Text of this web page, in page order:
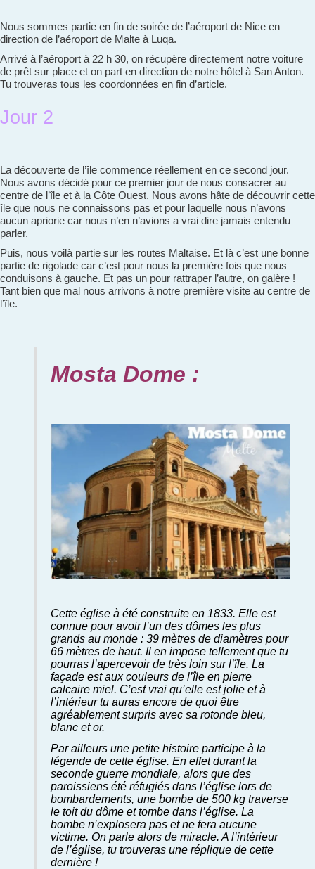
Nous sommes partie en fin de soirée de l’aéroport de Nice en
direction de l’aéroport de Malte à Luqa.
Arrivé à l’aéroport à 22 h 30, on récupère directement notre voiture
de prêt sur place et on part en direction de notre hôtel à San Anton.
Tu trouveras tous les coordonnées en fin d’article.
Jour 2
La découverte de l’île commence réellement en ce second jour.
Nous avons décidé pour ce premier jour de nous consacrer au
centre de l’île et à la Côte Ouest. Nous avons hâte de découvrir cette
île que nous ne connaissons pas et pour laquelle nous n’avons
aucun apriorie car nous n’en n’avions a vrai dire jamais entendu
parler.
Puis, nous voilà partie sur les routes Maltaise. Et là c’est une bonne
partie de rigolade car c’est pour nous la première fois que nous
conduisons à gauche. Et pas un pour rattraper l’autre, on galère !
Tant bien que mal nous arrivons à notre première visite au centre de
l’île.
Mosta Dome :
Cette église à été construite en 1833. Elle est
connue pour avoir l’un des dômes les plus
grands au monde : 39 mètres de diamètres pour
66 mètres de haut. Il en impose tellement que tu
pourras l’apercevoir de très loin sur l’île. La
façade est aux couleurs de l’île en pierre
calcaire miel. C’est vrai qu’elle est jolie et à
l’intérieur tu auras encore de quoi être
agréablement surpris avec sa rotonde bleu,
blanc et or.
Par ailleurs une petite histoire participe à la
légende de cette église. En effet durant la
seconde guerre mondiale, alors que des
paroissiens été réfugiés dans l’église lors de
bombardements, une bombe de 500 kg traverse
le toit du dôme et tombe dans l’église. La
bombe n’explosera pas et ne fera aucune
victime. On parle alors de miracle. A l’intérieur
de l’église, tu trouveras une réplique de cette
dernière !